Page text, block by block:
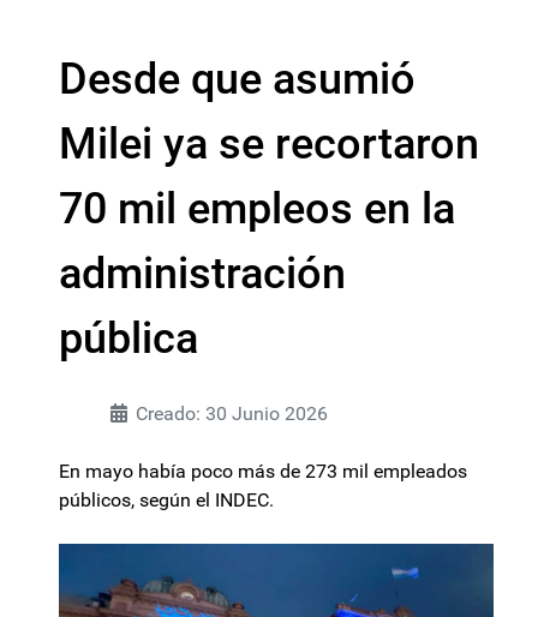
Desde que asumió
Milei ya se recortaron
70 mil empleos en la
administración
pública
Creado: 30 Junio 2026
En mayo había poco más de 273 mil empleados
públicos, según el INDEC.